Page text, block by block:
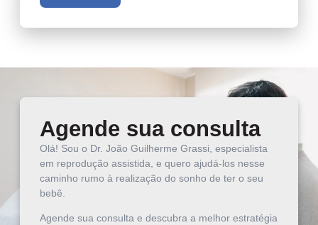
Agende sua consulta
Olá! Sou o Dr. João Guilherme Grassi, especialista
em reprodução assistida, e quero ajudá-los nesse
caminho rumo à realização do sonho de ter o seu
bebê.
Agende sua consulta e descubra a melhor estratégia